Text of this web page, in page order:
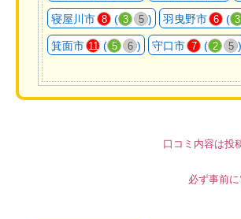
寝屋川市 8 ( 3 5 ) 羽曳野市 6 ( 3
箕面市 11 ( 5 6 ) 守口市 7 ( 2 5 )
口コミ内容は投
必ず事前